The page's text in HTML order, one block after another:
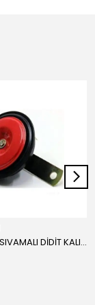
12V KORNA SIVAMALI DİDİT KALIN SESLİ (KIRMIZI)